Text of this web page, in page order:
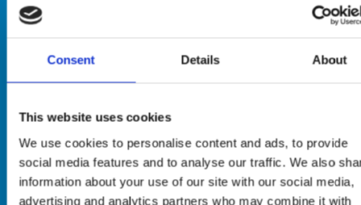
Consent Details About
This website uses cookies
We use cookies to personalise content and ads, to provide
social media features and to analyse our traffic. We also
information about your use of our site with our social media,
advertising and analytics partners who may combine it with
POR FAVOR, LEA SIEMPRE EL ETIQUETADO
PRODUCTO EN EL PUNTO DE VENTA ANTES
CONSUMIRLO.